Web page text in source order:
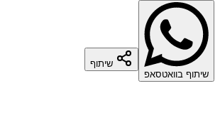
שיתוף בוואטסאפ
שיתוף